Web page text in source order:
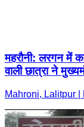
महरौनी: लरगन में
वाली छात्रा ने
Mahroni, Lalitpur |